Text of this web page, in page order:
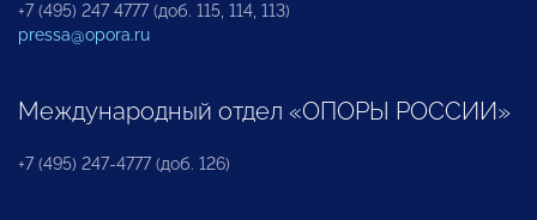
+7 (495) 247 4777 (доб. 115, 114, 113)
pressa@opora.ru
Международный отдел «ОПОРЫ РОССИИ»
+7 (495) 247-4777 (доб. 126)